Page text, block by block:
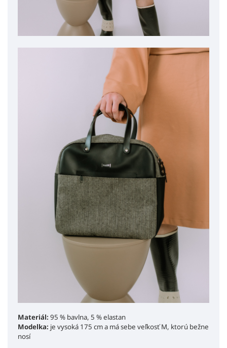
Materiál: 95 % bavlna, 5 % elastan
Modelka: je vysoká 175 cm a má sebe veľkosť M, ktorú bežne
nosí